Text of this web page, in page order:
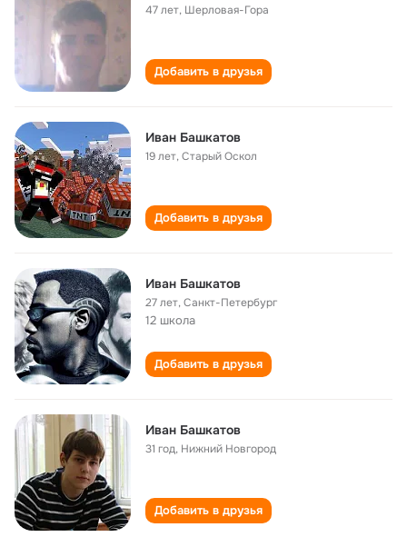
47 лет, Шерловая-Гора
Добавить в друзья
Иван Башкатов
19 лет,Старый Оскол
Добавить в друзья
Иван Башкатов
27 лет,Санкт-Петербург
12 школа
Добавить в друзья
Иван Башкатов
31 год, Нижний Новгород
Добавить в друзья